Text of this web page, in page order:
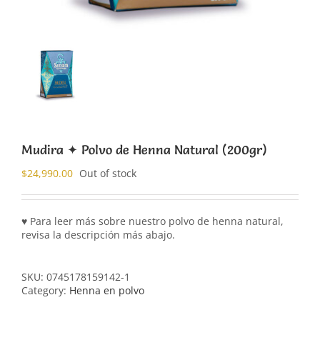
Mudira ✦ Polvo de Henna Natural (200gr)
$24,990.00 Out of stock
♥ Para leer más sobre nuestro polvo de henna natural,
revisa la descripción más abajo.
SKU: 0745178159142-1
Category: Henna en polvo